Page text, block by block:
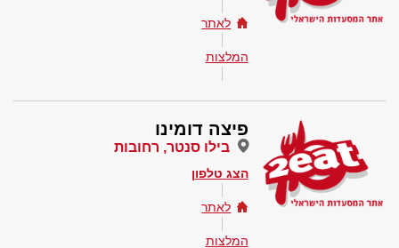
לאתר
המלצות
פיצה דומינו
בילו סנטר, רחובות
הצג טלפון
לאתר
המלצות